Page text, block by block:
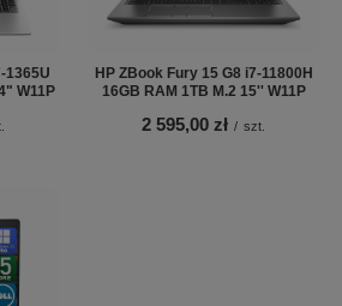
1365U
W11P
HP ZBook Fury 15 G8 i7-11800H
16GB RAM 1TB M.2 15'' W11P
2 595,00 zł / szt.